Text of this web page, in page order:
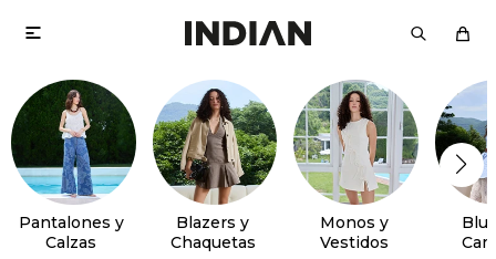

Pantalones y
Calzas
Blazers y
Chaquetas
Monos y
Vestidos